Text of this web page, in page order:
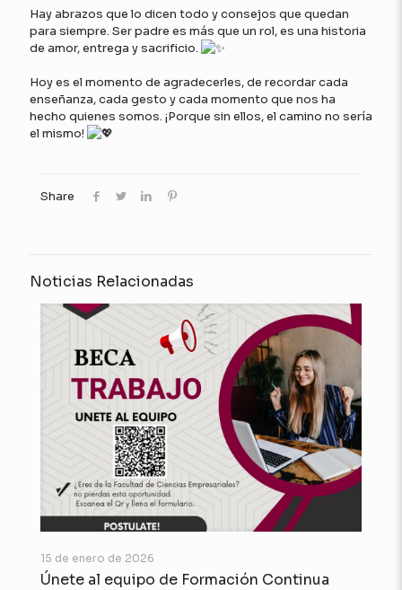
Hay abrazos que lo dicen todo y consejos que quedan
para siempre. Ser padre es más que un rol, es una historia
de amor, entrega y sacrificio.
Hoy es el momento de agradecerles, de recordar cada
enseñanza, cada gesto y cada momento que nos ha
hecho quienes somos. ¡Porque sin ellos, el camino no sería
el mismo!
Share
Noticias Relacionadas
15 de enero de 2026
Únete al equipo de Formación Continua